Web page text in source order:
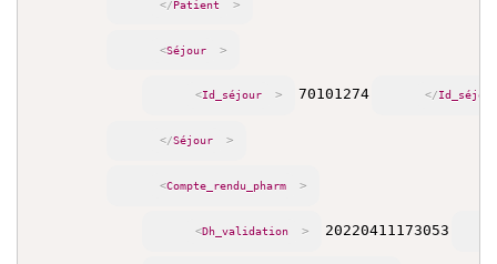
</Patient >
<Séjour >
<Id_séjour > 70101274 </Id_séjour
</Séjour >
<Compte_rendu_pharm >
<Dh_validation > 20220411173053